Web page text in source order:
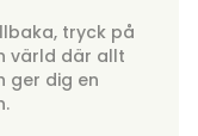
tryck på
värld där allt
ger dig en